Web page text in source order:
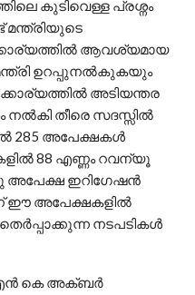
കുടിവെള്ള പ്രശ്നം
ആവശ്യമായ
ഉറപ്പുനൽകുകയും
അടിയന്തര
നൽകി തീരെ സദസ്സിൽ
285 അപേക്ഷകൾ
88 എണ്ണം റവന്യൂ
അപേക്ഷ ഇറിഗേഷൻ
ഈ അപേക്ഷകളിൽ
നടപടികൾ
കെ അക്ബർ